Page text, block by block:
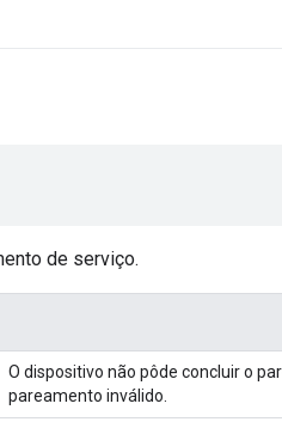
de serviço.
O dispositivo não pôde concluir o
pareamento inválido.